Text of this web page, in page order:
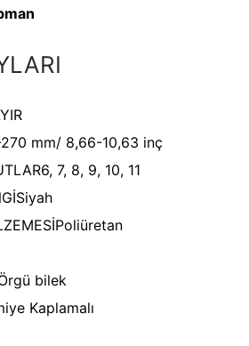
mm/ 8,66-10,63 inç
6, 7, 8, 9, 10, 11
Siyah
Poliüretan
bilek
Kaplamalı